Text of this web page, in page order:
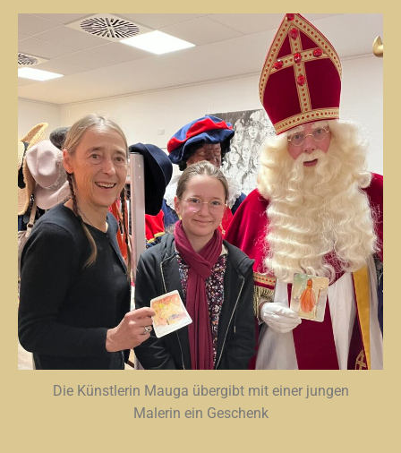
Die Künstlerin Mauga übergibt mit einer jungen
Malerin ein Geschenk